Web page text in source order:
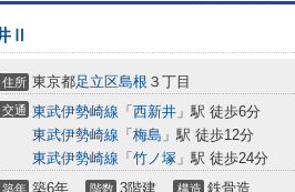
Ⅱ
住所 東京都足立区島根 ３丁目
交通 東武伊勢崎線 「 西新井 」駅 徒歩6分
東武伊勢崎線 「 梅島 」駅 徒歩12分
東武伊勢崎線 「 竹ノ塚 」駅 徒歩24分
築年 築6年 階数 3階建 構造 鉄骨造